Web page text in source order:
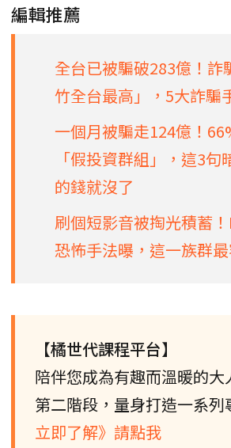
編輯推薦
全台已被騙破283億！詐
竹全台最高」，5大詐騙
一個月被騙走124億！
「假投資群組」，這3句
的錢就沒了
刷個短影音被掏光積蓄
恐怖手法曝，這一族群
【橘世代課程平台】
陪伴您成為有趣而溫暖的
第二階段，量身打造一系列
立即了解》請點我